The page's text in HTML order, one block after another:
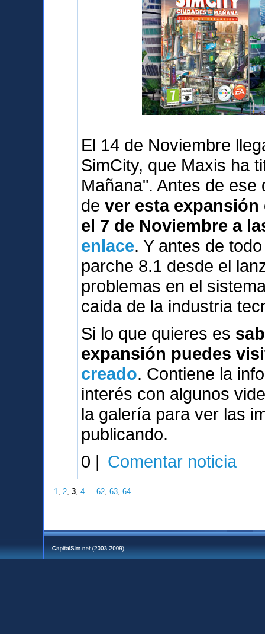
El 14 de Noviembre
SimCity, que Maxis ha
Mañana". Antes de
dever esta
el 7 de Noviembre a
enlace. Y antes de
parche 8.1 desde el
problemas en el
caida de la industria
Si lo que quieres es
expansión puedes
creado. Contiene la
interés con algunos
la galería para ver las
publicando.
0 | Comentar noticia
1,2,3,4 ...62,63,64